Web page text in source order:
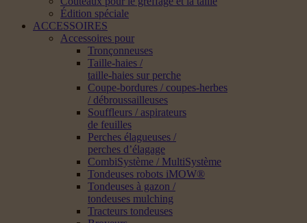
Édition spéciale
ACCESSOIRES
Accessoires pour
Tronçonneuses
Taille-haies /
taille-haies sur perche
Coupe-bordures / coupes-herbes
/ débroussailleuses
Souffleurs / aspirateurs
de feuilles
Perches élagueuses /
perches d’élagage
CombiSystème / MultiSystème
Tondeuses robots iMOW®
Tondeuses à gazon /
tondeuses mulching
Tracteurs tondeuses